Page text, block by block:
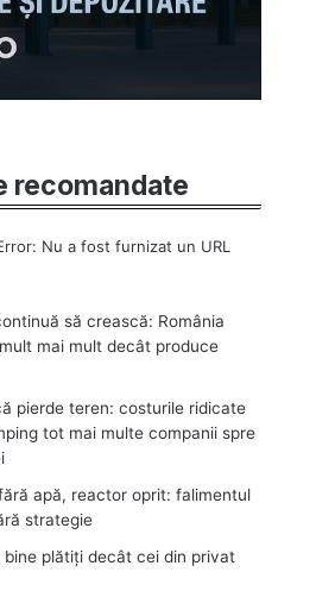
recomandate
Nu a fost furnizat un URL
să crească: România
mai mult decât produce
pierde teren: costurile ridicate
tot mai multe companii spre
apă, reactor oprit: falimentul
strategie
bine plătiți decât cei din privat